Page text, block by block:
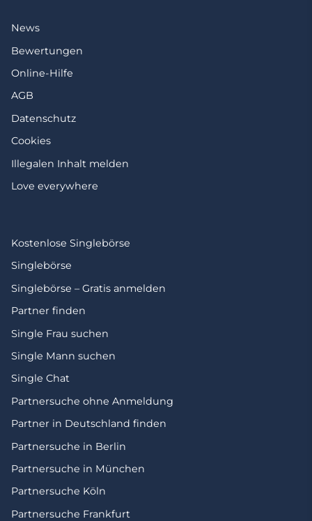
News
Bewertungen
Online-Hilfe
AGB
Datenschutz
Cookies
Illegalen Inhalt melden
Love everywhere
Kostenlose Singlebörse
Singlebörse
Singlebörse – Gratis anmelden
Partner finden
Single Frau suchen
Single Mann suchen
Single Chat
Partnersuche ohne Anmeldung
Partner in Deutschland finden
Partnersuche in Berlin
Partnersuche in München
Partnersuche Köln
Partnersuche Frankfurt